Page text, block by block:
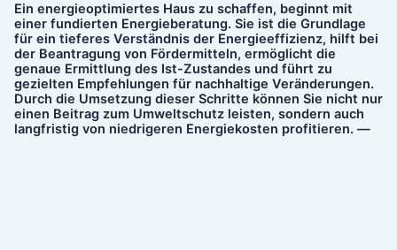
Ein energieoptimiertes Haus zu schaffen, beginnt mit
einer fundierten Energieberatung. Sie ist die Grundlage
für ein tieferes Verständnis der Energieeffizienz, hilft bei
der Beantragung von Fördermitteln, ermöglicht die
genaue Ermittlung des Ist-Zustandes und führt zu
gezielten Empfehlungen für nachhaltige Veränderungen.
Durch die Umsetzung dieser Schritte können Sie nicht nur
einen Beitrag zum Umweltschutz leisten, sondern auch
langfristig von niedrigeren Energiekosten profitieren. —